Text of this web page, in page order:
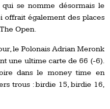
se nomme désormais le
offrait également des places
Open.
le Polonais Adrian Meronk
une ultime carte de 66 (-6).
dans le money time en
trous : birdie 15, birdie 16,